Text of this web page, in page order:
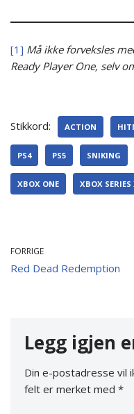
[1] Må ikke forveksles
Ready Player One, selv
Stikkord: ACTION
PS4 PS5 SNIKING
XBOX ONE XBOX SERIES
FORRIGE
Red Dead Redemption
Legg igjen
Din e-postadresse vil
felt er merket med *